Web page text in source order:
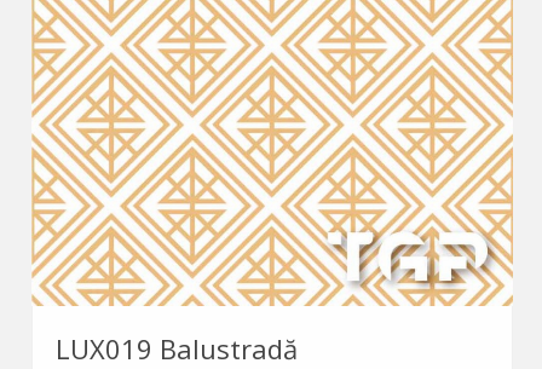
LUX019 Balustradă